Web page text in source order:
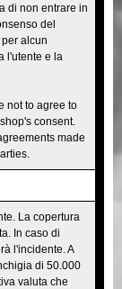
di non entrare in
del
alcun
l'utente e la
not to agree to
consent.
made
La copertura
In caso di
l'incidente. A
di 50.000
valuta che